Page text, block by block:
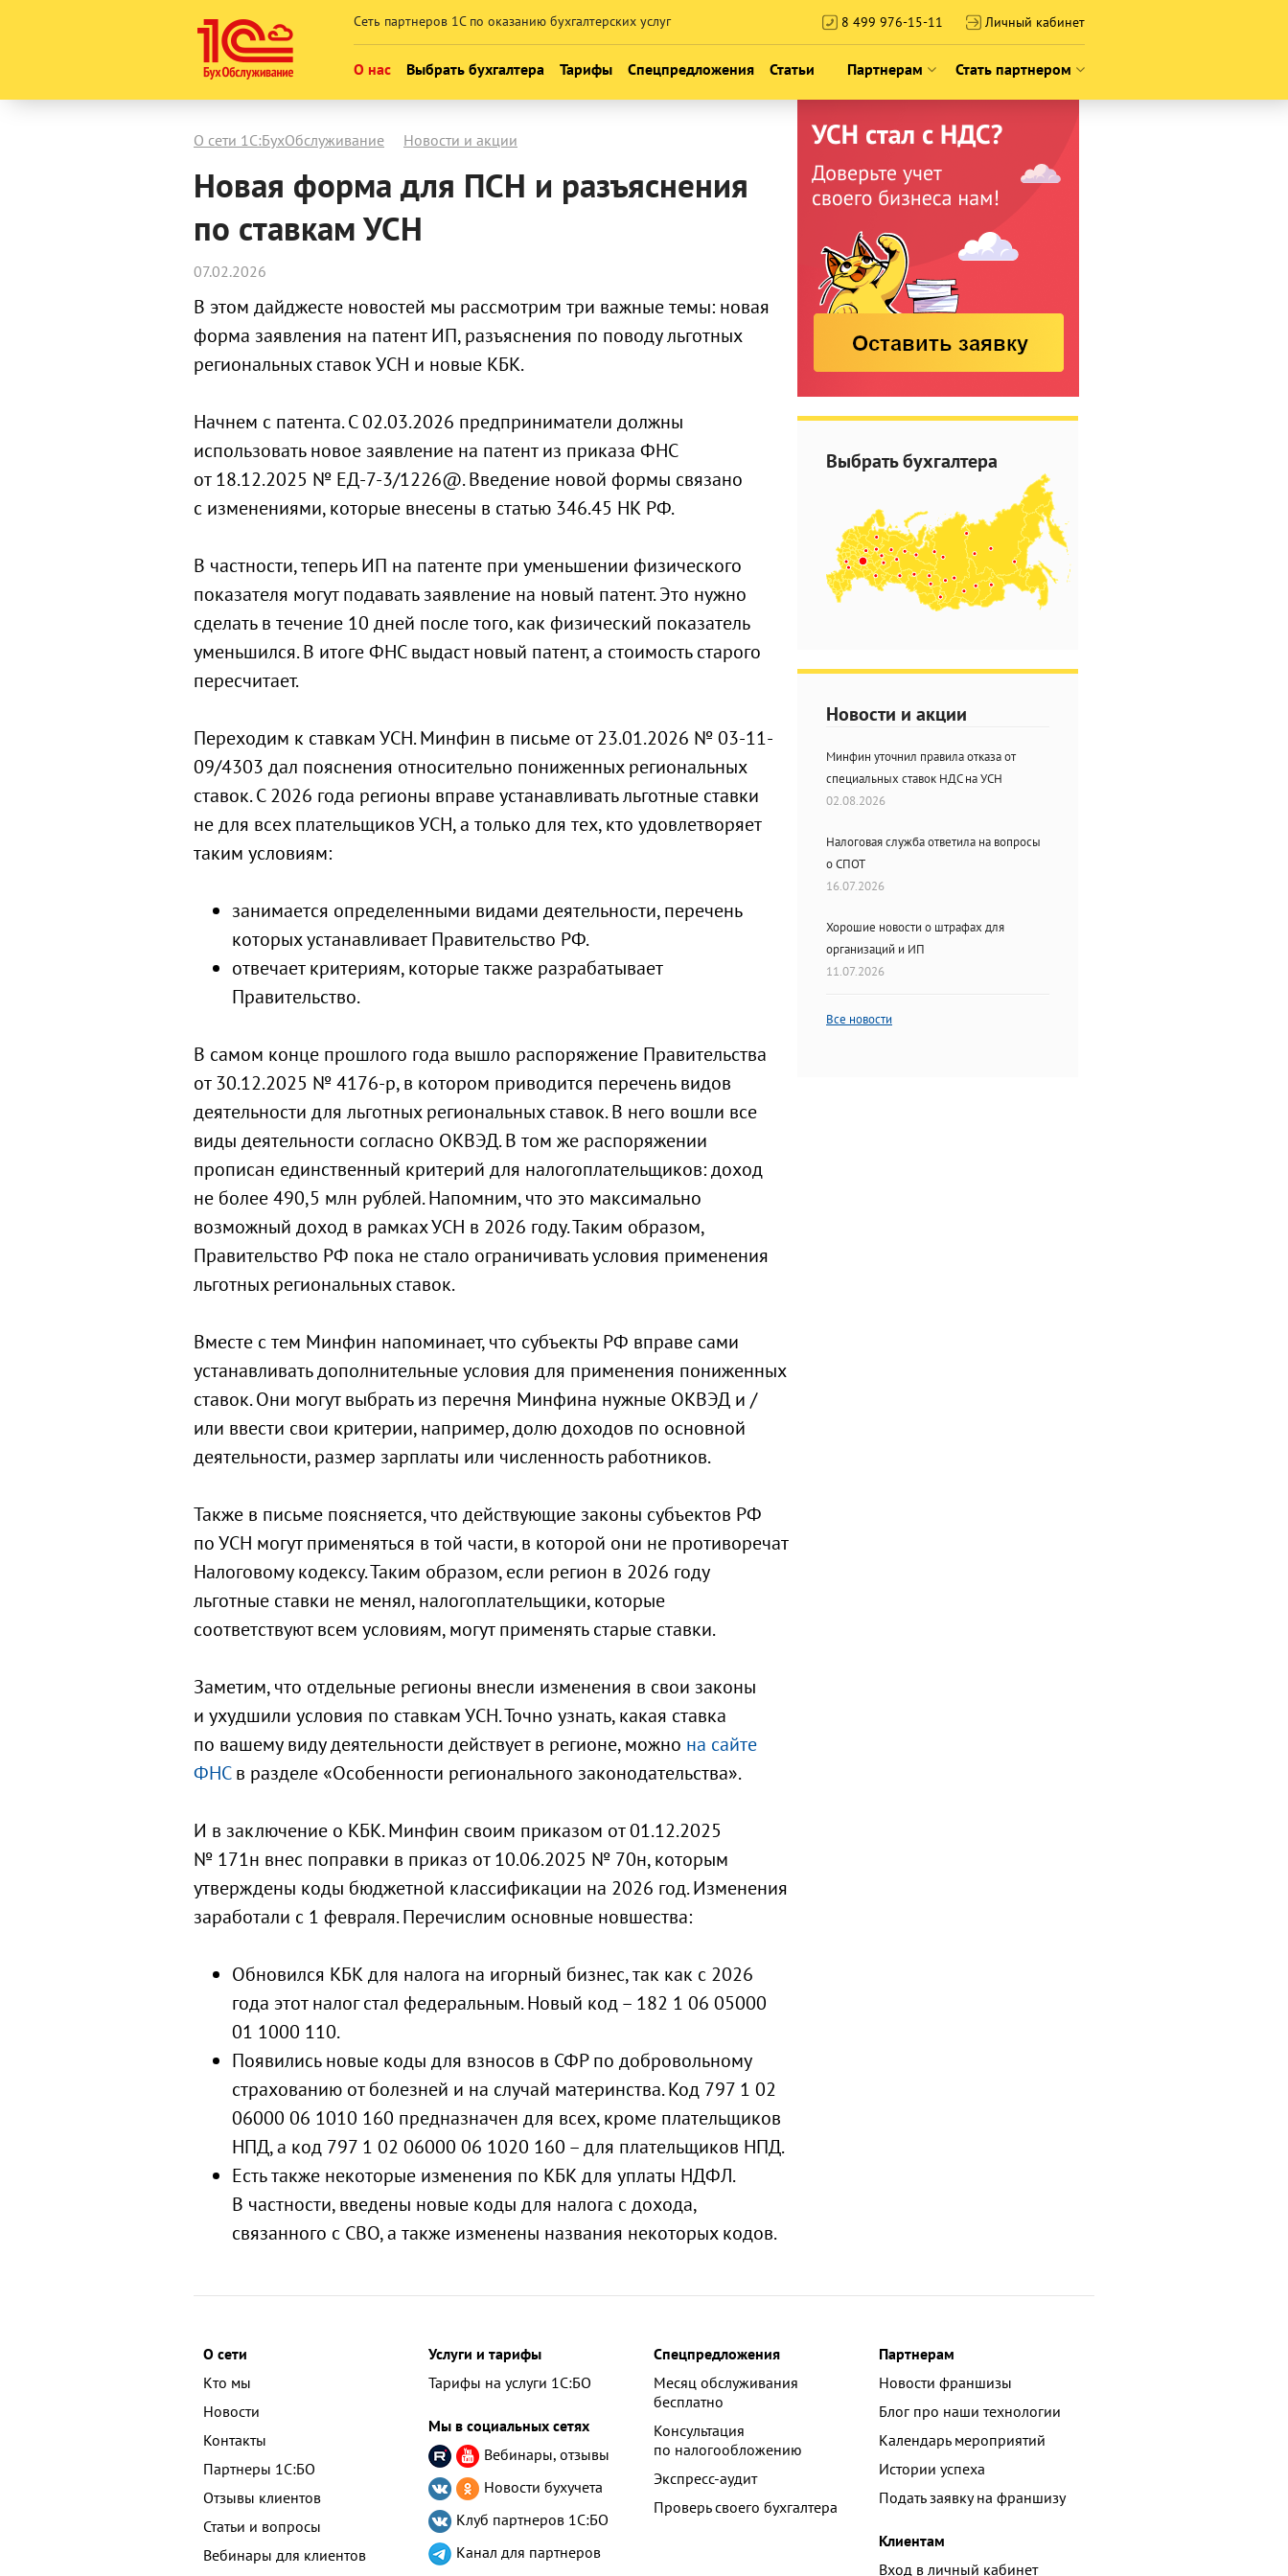
Сеть партнеров 1С по оказанию бухгалтерских услуг 8 499 976-15-11 Личный кабинет
О нас Выбрать бухгалтера Тарифы Спецпредложения
Консультация по НДС и реформе 2026
Месяц обслуживания бесплатно
Консультация по налогообложению
Статьи Партнерам
Новости франшизы
Блог про наши технологии
Обучение и сообщество
Календарь мероприятий
Стать партнером
О франшизе
Истории успеха
Подать заявку на франшизу
Вебинары о франшизе
О сети 1С:БухОбслуживание Новости и акции
Новая форма для ПСН и разъяснения
по ставкам УСН
07.02.2026
В этом дайджесте новостей мы рассмотрим три важные темы: новая
форма заявления на патент ИП, разъяснения по поводу льготных
региональных ставок УСН и новые КБК.
Начнем с патента. С 02.03.2026 предприниматели должны
использовать новое заявление на патент из приказа ФНС
от 18.12.2025 № ЕД-7-3/1226@. Введение новой формы связано
с изменениями, которые внесены в статью 346.45 НК РФ.
В частности, теперь ИП на патенте при уменьшении физического
показателя могут подавать заявление на новый патент. Это нужно
сделать в течение 10 дней после того, как физический показатель
уменьшился. В итоге ФНС выдаст новый патент, а стоимость старого
пересчитает.
Переходим к ставкам УСН. Минфин в письме от 23.01.2026 № 03-11-
09/4303 дал пояснения относительно пониженных региональных
ставок. С 2026 года регионы вправе устанавливать льготные ставки
не для всех плательщиков УСН, а только для тех, кто удовлетворяет
таким условиям:
занимается определенными видами деятельности, перечень
которых устанавливает Правительство РФ.
отвечает критериям, которые также разрабатывает
Правительство.
В самом конце прошлого года вышло распоряжение Правительства
от 30.12.2025 № 4176-р, в котором приводится перечень видов
деятельности для льготных региональных ставок. В него вошли все
виды деятельности согласно ОКВЭД. В том же распоряжении
прописан единственный критерий для налогоплательщиков: доход
не более 490,5 млн рублей. Напомним, что это максимально
возможный доход в рамках УСН в 2026 году. Таким образом,
Правительство РФ пока не стало ограничивать условия применения
льготных региональных ставок.
Вместе с тем Минфин напоминает, что субъекты РФ вправе сами
устанавливать дополнительные условия для применения пониженных
ставок. Они могут выбрать из перечня Минфина нужные ОКВЭД и /
или ввести свои критерии, например, долю доходов по основной
деятельности, размер зарплаты или численность работников.
Также в письме поясняется, что действующие законы субъектов РФ
по УСН могут применяться в той части, в которой они не противоречат
Налоговому кодексу. Таким образом, если регион в 2026 году
льготные ставки не менял, налогоплательщики, которые
соответствуют всем условиям, могут применять старые ставки.
Заметим, что отдельные регионы внесли изменения в свои законы
и ухудшили условия по ставкам УСН. Точно узнать, какая ставка
по вашему виду деятельности действует в регионе, можно на сайте
ФНСв разделе «Особенности регионального законодательства».
И в заключение о КБК. Минфин своим приказом от 01.12.2025
№ 171н внес поправки в приказ от 10.06.2025 № 70н, которым
утверждены коды бюджетной классификации на 2026 год. Изменения
заработали с 1 февраля. Перечислим основные новшества:
Обновился КБК для налога на игорный бизнес, так как с 2026
года этот налог стал федеральным. Новый код – 182 1 06 05000
01 1000 110.
Появились новые коды для взносов в СФР по добровольному
страхованию от болезней и на случай материнства. Код 797 1 02
06000 06 1010 160 предназначен для всех, кроме плательщиков
НПД, а код 797 1 02 06000 06 1020 160 – для плательщиков НПД.
Есть также некоторые изменения по КБК для уплаты НДФЛ.
В частности, введены новые коды для налога с дохода,
связанного с СВО, а также изменены названия некоторых кодов.
Выбрать бухгалтера
Новости и акции
Минфин уточнил правила отказа от
специальных ставок НДС на УСН
02.08.2026
Налоговая служба ответила на вопросы
о СПОТ
16.07.2026
Хорошие новости о штрафах для
организаций и ИП
11.07.2026
Все новости
О сети
Кто мы
Новости
Контакты
Партнеры 1С:БО
Отзывы клиентов
Статьи и вопросы
Вебинары для клиентов
Услуги и тарифы
Тарифы на услуги 1С:БО
Мы в социальных сетях
Вебинары, отзывы
Новости бухучета
Клуб партнеров 1С:БО
Канал для партнеров
Спецпредложения
Месяц обслуживания
бесплатно
Консультация
по налогообложению
Экспресс-аудит
Проверь своего бухгалтера
Партнерам
Новости франшизы
Блог про наши технологии
Календарь мероприятий
Истории успеха
Подать заявку на франшизу
Клиентам
Вход в личный кабинет